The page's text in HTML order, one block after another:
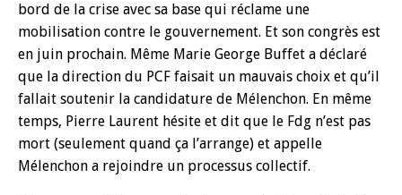
bord de la crise avec sa base qui réclame une
mobilisation contre le gouvernement. Et son congrès est
en juin prochain. Même Marie George Buffet a déclaré
que la direction du PCF faisait un mauvais choix et qu’il
fallait soutenir la candidature de Mélenchon. En même
temps, Pierre Laurent hésite et dit que le Fdg n’est pas
mort (seulement quand ça l’arrange) et appelle
Mélenchon a rejoindre un processus collectif.